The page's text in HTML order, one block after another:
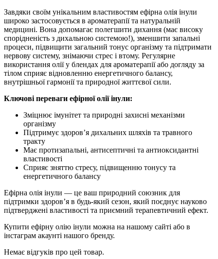
Завдяки своїм унікальним властивостям ефірна олія інули
широко застосовується в ароматерапії та натуральній
медицині. Вона допомагає полегшити дихання (має високу
спорідненість з дихальною системою!), зменшити запальні
процеси, підвищити загальний тонус організму та підтримати
нервову систему, знімаючи стрес і втому. Регулярне
використання олії у блендах для ароматерапії або догляду за
тілом сприяє відновленню енергетичного балансу,
внутрішньої гармонії та природної життєвої сили.
Ключові переваги ефірної олії інули:
Зміцнює імунітет та природні захисні механізми
організму
Підтримує здоров’я дихальних шляхів та травного
тракту
Має протизапальні, антисептичні та антиоксидантні
властивості
Сприяє зняттю стресу, підвищенню тонусу та
енергетичного балансу
Ефірна олія інули — це ваш природний союзник для
підтримки здоров’я в будь-який сезон, який поєднує науково
підтверджені властивості та приємний терапевтичний ефект.
Купити ефірну олію інули можна на нашому сайті або в
інстаграм акаунті нашого бренду.
Немає відгуків про цей товар.